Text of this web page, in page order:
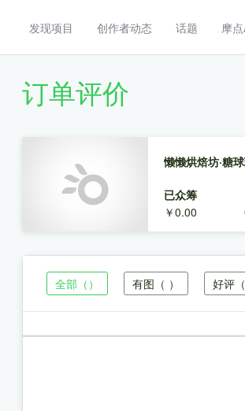
发现项目 创作者动态 话题 摩
订单评价
懒懒烘焙坊·糖
已众筹
￥0.00
全部 （） 有图 （ ） 好评